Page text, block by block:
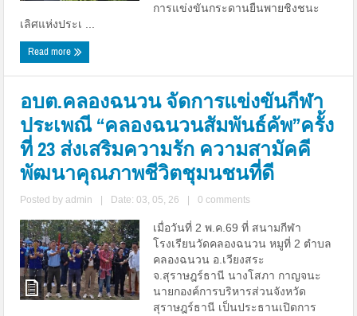
การแข่งขันกระดานยืนพายชิงชนะ
เลิศแห่งประเ ...
Read more
อบต.คลองฉนวน จัดการแข่งขันกีฬา
ประเพณี “คลองฉนวนสัมพันธ์คัพ”ครั้ง
ที่ 23 ส่งเสริมความรัก ความสามัคคี
พัฒนาคุณภาพชีวิตชุมนชนที่ดี
Posted byadmin Date: 03, 05, 26 0 comments
เมื่อวันที่ 2 พ.ค.69 ที่ สนามกีฬา
โรงเรียนวัดคลองฉนวน หมูที่ 2 ตำบล
คลองฉนวน อ.เวียงสระ
จ.สุราษฎร์ธานี นางโสภา กาญจนะ
นายกองค์การบริหารส่วนจังหวัด
สุราษฎร์ธานี เป็นประธานเปิดการ